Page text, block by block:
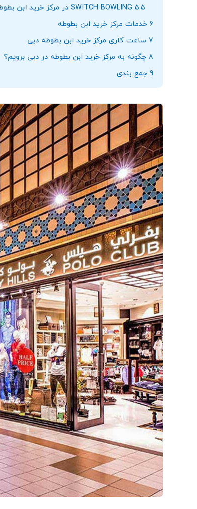
5.5 SWITCH BOWLING در مرکز خرید ابن بطوطه
6 خدمات مرکز خرید ابن بطوطه
7 ساعت کاری مرکز خرید ابن بطوطه دبی
8 چگونه به مرکز خرید ابن بطوطه در دبی برویم؟
9 جمع بندی